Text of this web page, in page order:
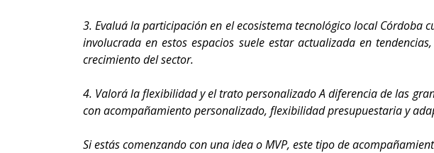
3. Evaluá la participación en el ecosistema tecnológico local Córdoba
involucrada en estos espacios suele estar actualizada en
crecimiento del sector.
4. Valorá la flexibilidad y el trato personalizado A diferencia de las
con acompañamiento personalizado, flexibilidad presupuestaria y
Si estás comenzando con una idea o MVP, este tipo de